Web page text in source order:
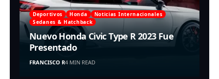
Deportivos Honda
Noticias Internacionales
Sedanes & Hatchback
Nuevo Honda Civic Type R 2023 Fue
Presentado
FRANCISCO R4 MIN READ